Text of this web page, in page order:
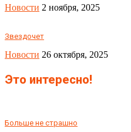
Новости 2 ноября, 2025
Звездочет
Новости 26 октября, 2025
Это интересно!
Больше не страшно